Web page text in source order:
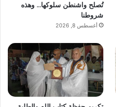
تُصلح واشنطن سلوكها… وهذه
شروطنا
أغسطس 8, 2026